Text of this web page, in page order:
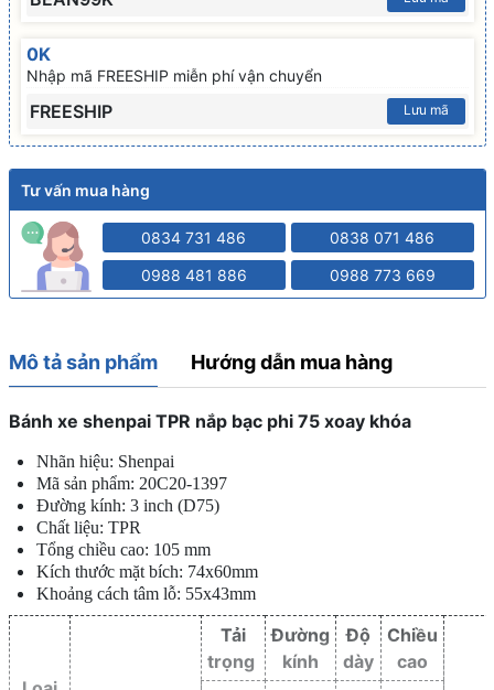
0K
Nhập mã FREESHIP miễn phí vận chuyển
FREESHIP Lưu mã
Tư vấn mua hàng
0834 731 486 0838 071 486
0988 481 886 0988 773 669
Mô tả sản phẩm Hướng dẫn mua hàng
Bánh xe shenpai TPR nắp bạc phi 75 xoay khóa
Nhãn hiệu: Shenpai
Mã sản phẩm: 20C20-1397
Đường kính: 3 inch (D75)
Chất liệu: TPR
Tổng chiều cao: 105 mm
Kích thước mặt bích: 74x60mm
Khoảng cách tâm lỗ: 55x43mm
Tải
trọng
Đường
kính
Độ
dày
Chiều
cao